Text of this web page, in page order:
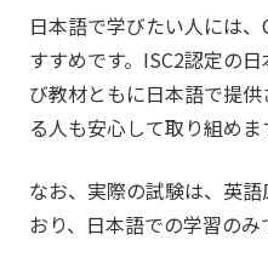
日本語で学びたい人には
すすめです。ISC2認定の
び教材ともに日本語で提
る人も安心して取り組めま
なお、実際の試験は、英
おり、日本語での学習のみ